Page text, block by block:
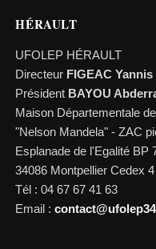
HÉRAULT
UFOLEP HÉRAULT
Directeur FIGEAC Yannis
Président BAYOU
Maison Départementale
"Nelson Mandela" - ZAC
Esplanade de l'Egalité BP
34086 Montpellier Cedex 4
Tél : 04 67 67 41 63
Email :